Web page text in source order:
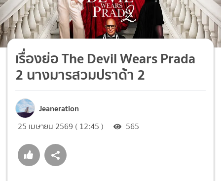
เรื่องย่อ The Devil Wears Prada
2 นางมารสวมปราด้า 2
Jeaneration
25 เมษายน 2569 ( 12:45 ) 565